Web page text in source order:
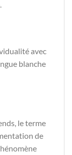
avec
blanche
le terme
de